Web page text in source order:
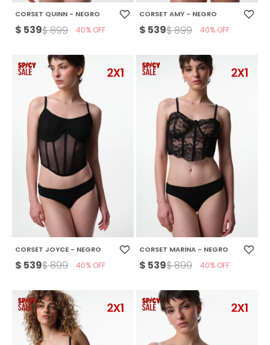
CORSET QUINN - NEGRO
$ 539$899 40
CORSET AMY - NEGRO
$ 539$899 40
CORSET JOYCE - NEGRO
$ 539$899 40
CORSET MARINA - NEGRO
$ 539$899 40